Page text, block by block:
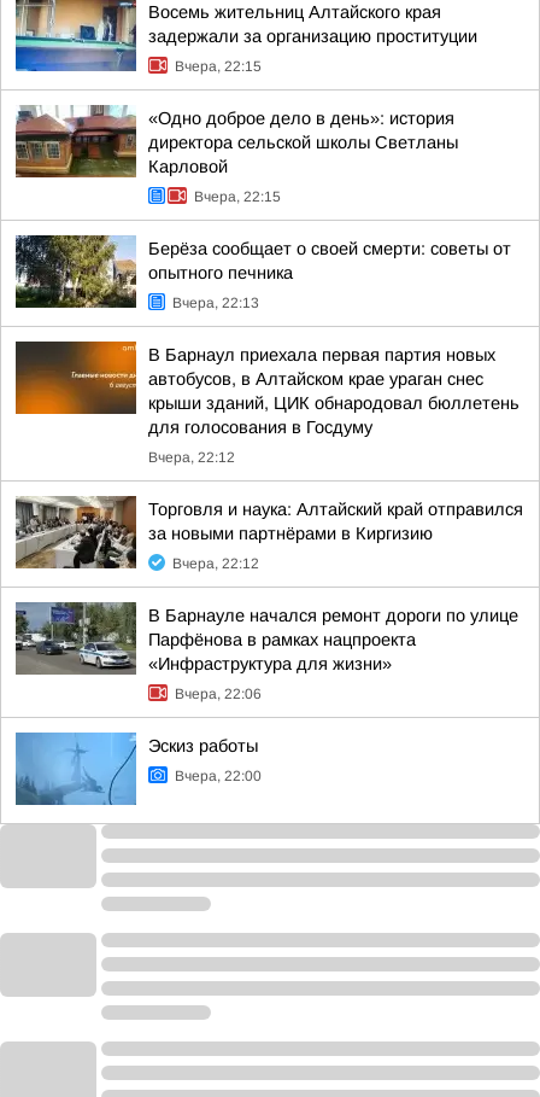
Восемь жительниц Алтайского края
задержали за организацию проституции
Вчера, 22:15
«Одно доброе дело в день»: история
директора сельской школы Светланы
Карловой
Вчера, 22:15
Берёза сообщает о своей смерти: советы от
опытного печника
Вчера, 22:13
В Барнаул приехала первая партия новых
автобусов, в Алтайском крае ураган снес
крыши зданий, ЦИК обнародовал бюллетень
для голосования в Госдуму
Вчера, 22:12
Торговля и наука: Алтайский край отправился
за новыми партнёрами в Киргизию
Вчера, 22:12
В Барнауле начался ремонт дороги по улице
Парфёнова в рамках нацпроекта
«Инфраструктура для жизни»
Вчера, 22:06
Эскиз работы
Вчера, 22:00